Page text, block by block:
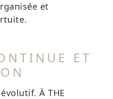
et
ET
À THE